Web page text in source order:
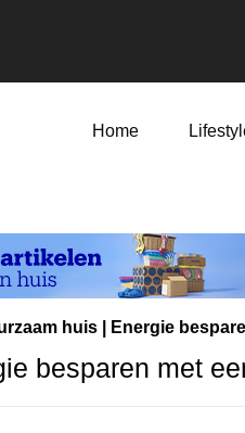
Home
huis | Energie
besparen met